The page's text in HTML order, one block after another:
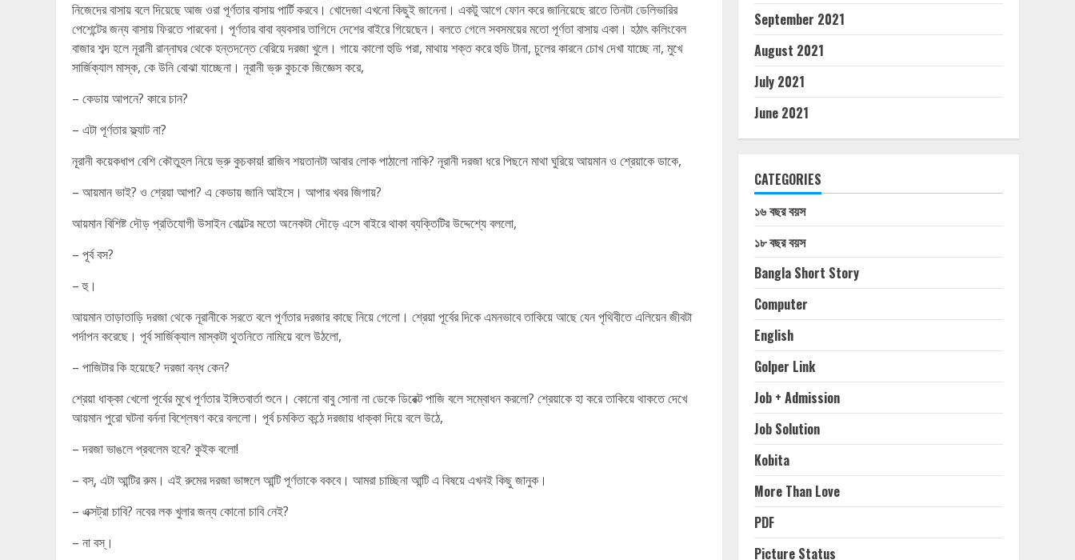
নিজেদের বাসায় বলে দিয়েছে আজ ওরা পূর্ণতার বাসায় পার্টি করবে। খোদেজা এখনো কিছুই জানেনা। একটু আগে ফোন করে জানিয়েছে রাতে তিনটা ডেলিভারির
পেশেন্টের জন্য বাসায় ফিরতে পারবেনা। পূর্ণতার বাবা ব্যবসার তাগিদে দেশের বাইরে গিয়েছেন। বলতে গেলে সবসময়ের মতো পূর্ণতা বাসায় একা। হঠাৎ কলিংবেল
বাজার শব্দ হলে নূরানী রান্নাঘর থেকে হন্তদন্তে বেরিয়ে দরজা খুলে। গায়ে কালো হুডি পরা, মাথায় শক্ত করে হুডি টানা, চুলের কারনে চোখ দেখা যাচ্ছে না, মুখে
সার্জিক্যাল মাস্ক, কে উনি বোঝা যাচ্ছেনা। নূরানী ভ্রু কুচকে জিজ্ঞেস করে,
– কেডায় আপনে? কারে চান?
– এটা পূর্ণতার ফ্ল্যাট না?
নূরানী কয়েকধাপ বেশি কৌতুহল নিয়ে ভ্রু কুচকায়! রাজিব শয়তানটা আবার লোক পাঠালো নাকি? নূরানী দরজা ধরে পিছনে মাথা ঘুরিয়ে আয়মান ও শ্রেয়াকে ডাকে,
– আয়মান ভাই? ও শ্রেয়া আপা? এ কেডায় জানি আইসে। আপার খবর জিগায়?
আয়মান বিশিষ্ট দৌড় প্রতিযোগী উসাইন বোল্টের মতো অনেকটা দৌড়ে এসে বাইরে থাকা ব্যক্তিটির উদ্দেশ্যে বললো,
– পূর্ব বস?
– হু।
আয়মান তাড়াতাড়ি দরজা থেকে নূরানীকে সরতে বলে পূর্ণতার দরজার কাছে নিয়ে গেলো। শ্রেয়া পূর্বের দিকে এমনভাবে তাকিয়ে আছে যেন পৃথিবীতে এলিয়েন জীবটা
পর্দাপন করেছে। পূর্ব সার্জিক্যাল মাস্কটা থুতনিতে নামিয়ে বলে উঠলো,
– পাজিটার কি হয়েছে? দরজা বন্ধ কেন?
শ্রেয়া ধাক্কা খেলো পূর্বের মুখে পূর্ণতার ইঙ্গিতবার্তা শুনে। কোনো বাবু সোনা না ডেকে ডিরেক্ট পাজি বলে সম্বোধন করলো? শ্রেয়াকে হা করে তাকিয়ে থাকতে দেখে
আয়মান পুরো ঘটনা বর্ননা বিশ্লেষণ করে বললো। পূর্ব চমকিত কন্ঠে দরজায় ধাক্কা দিয়ে বলে উঠে,
– দরজা ভাঙলে প্রবলেম হবে? কুইক বলো!
– বস্, এটা আন্টির রুম। এই রুমের দরজা ভাঙ্গলে আন্টি পূর্ণতাকে বকবে। আমরা চাচ্ছিনা আন্টি এ বিষয়ে এখনই কিছু জানুক।
– এক্সট্রা চাবি? নবের লক খুলার জন্য কোনো চাবি নেই?
– না বস্।
September 2021
August 2021
July 2021
June 2021
CATEGORIES
১৬ বছর বয়স
১৮ বছর বয়স
Bangla Short Story
Computer
English
Golper Link
Job + Admission
Job Solution
Kobita
More Than Love
PDF
Picture Status